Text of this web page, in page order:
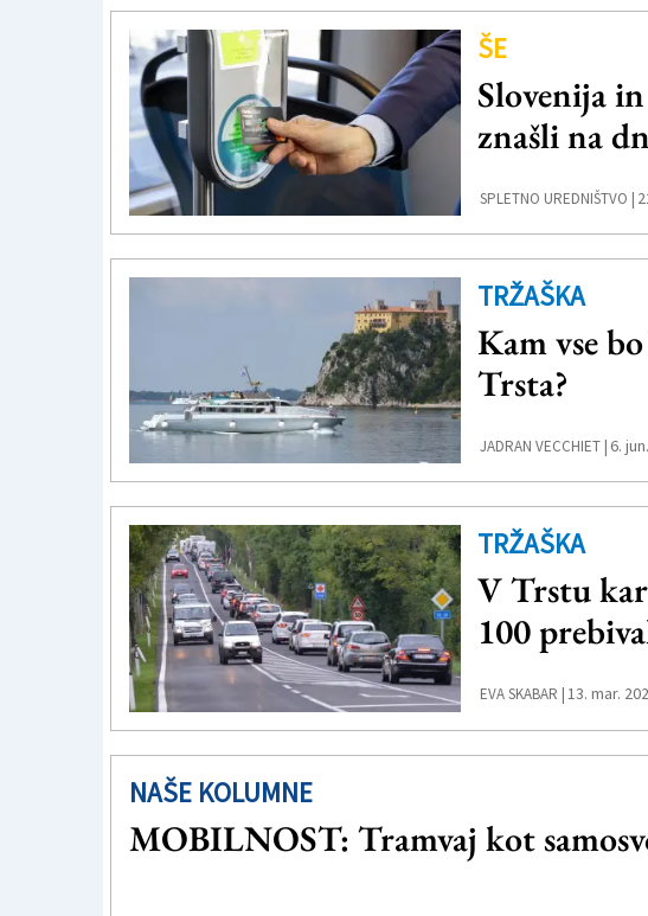
ŠE
Slovenija
znašli na
SPLETNO UREDNIŠTVO |
TRŽAŠKA
Kam vse
Trsta?
JADRAN VECCHIET | 6.
TRŽAŠKA
V Trstu
100
EVA SKABAR | 13. mar.
NAŠE KOLUMNE
MOBILNOST: Tramvaj kot